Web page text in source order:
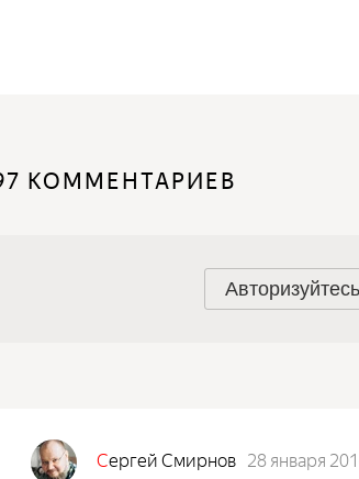
КОММЕНТАРИЕВ
Сергей Смирнов 28 января